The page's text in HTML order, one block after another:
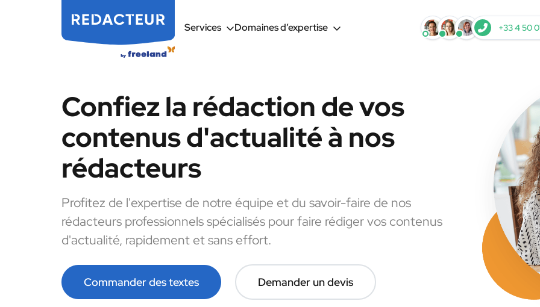
Services Domaines d’expertise +33 4 50
Confiez la rédaction de vos
contenus d'actualité à nos
rédacteurs
Profitez de l'expertise de notre équipe et du savoir-faire de nos
rédacteurs professionnels spécialisés pour faire rédiger vos contenus
d'actualité, rapidement et sans effort.
Commander des textes Demander un devis